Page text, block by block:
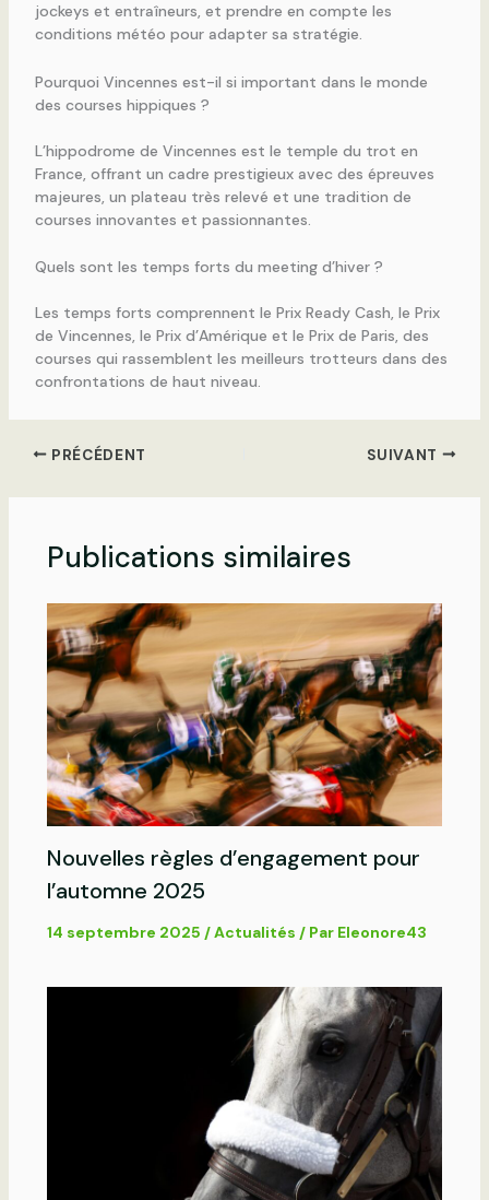
jockeys et entraîneurs, et prendre en compte les
conditions météo pour adapter sa stratégie.
Pourquoi Vincennes est-il si important dans le monde
des courses hippiques ?
L’hippodrome de Vincennes est le temple du trot en
France, offrant un cadre prestigieux avec des épreuves
majeures, un plateau très relevé et une tradition de
courses innovantes et passionnantes.
Quels sont les temps forts du meeting d’hiver ?
Les temps forts comprennent le Prix Ready Cash, le Prix
de Vincennes, le Prix d’Amérique et le Prix de Paris, des
courses qui rassemblent les meilleurs trotteurs dans des
confrontations de haut niveau.
PRÉCÉDENT SUIVANT
Publications similaires
Nouvelles règles d’engagement pour
l’automne 2025
14 septembre 2025 /Actualités / Par Eleonore43